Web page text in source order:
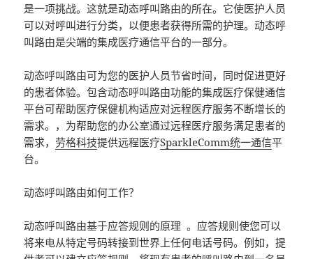
是一项挑战。这就是动态呼叫路由的所在。它使医护人员
可以对呼叫进行分类，以便患者获得所需的护理。动态呼
叫路由是尖端的集成医疗通信平台的一部分。
动态呼叫路由可为您的医护人员节省时间，同时促进更好
的患者体验。包含动态呼叫路由功能的集成医疗保健通信
平台可帮助医疗保健机构适应对远程医疗服务不断增长的
需求。，为帮助您的办公室通过远程医疗服务满足患者的
需求， 劳格科技提供远程医疗SparkleComm统一通信平
台。
动态呼叫路由如何工作？
动态呼叫路由基于应答规则的原理 。应答规则使您可以
将来电从特定号码转接到世界上任何电话号码。例如，提